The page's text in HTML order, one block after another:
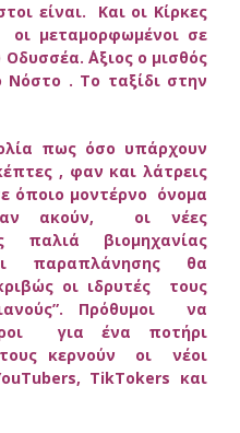
είναι. Και οι Κίρκες
μεταμορφωμένοι σε
΄Αξιος ο μισθός
. Το ταξίδι στην
πως όσο υπάρχουν
, φαν και λάτρεις
μοντέρνο όνομα
ακούν, οι νέες
παλιά βιομηχανίας
παραπλάνησης θα
οι ιδρυτές τους
Πρόθυμοι να
για ένα ποτήρι
κερνούν οι νέοι
TikTokers και